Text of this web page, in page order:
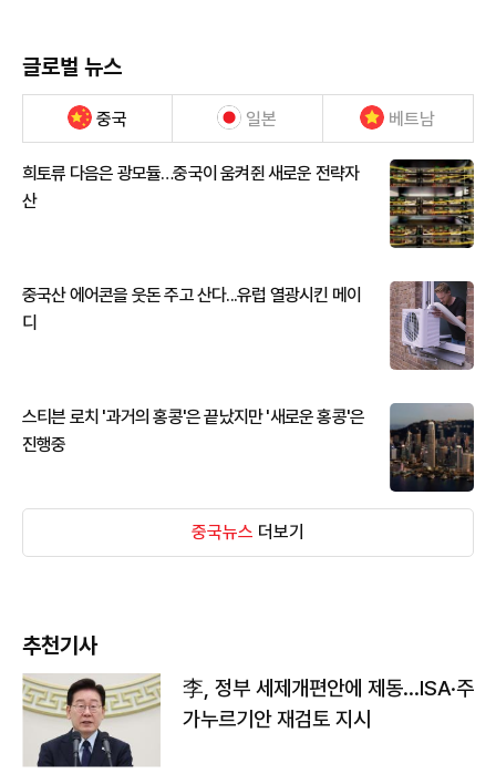
글로벌 뉴스
중국 일본 베트남
희토류 다음은 광모듈…중국이 움켜쥔 새로운 전략자
산
중국산 에어콘을 웃돈 주고 산다...유럽 열광시킨 메이
디
스티븐 로치 '과거의 홍콩'은 끝났지만 '새로운 홍콩'은
진행중
중국뉴스 더보기
추천기사
李, 정부 세제개편안에 제동…ISA·주
가누르기안 재검토 지시